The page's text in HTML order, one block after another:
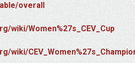
overall
wiki/Women%27s_CEV_Cup
wiki/